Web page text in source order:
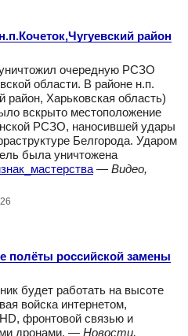
район
очередную РСЗО
области. В районе н.п.
район, Харьковская область)
вскрыто местоположение
РСЗО, наносившей удары
Белгорода. Ударом
была уничтожена
— Видео,
полёты российской замены
будет работать на высоте
войска интернетом,
фронтовой связью и
дронами. — Новости,